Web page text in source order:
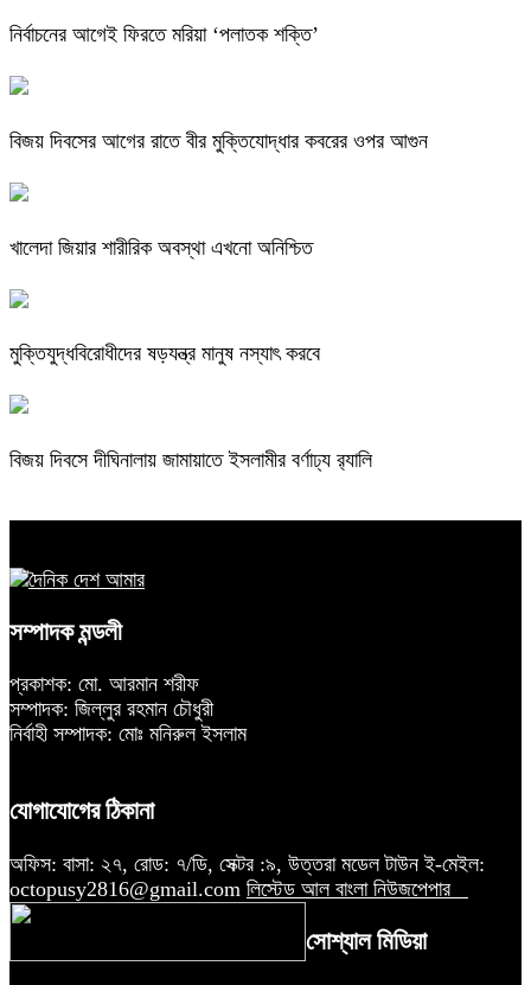
নির্বাচনের আগেই ফিরতে মরিয়া ‘পলাতক শক্তি’
বিজয় দিবসের আগের রাতে বীর মুক্তিযোদ্ধার কবরের ওপর আগুন
খালেদা জিয়ার শারীরিক অবস্থা এখনো অনিশ্চিত
মুক্তিযুদ্ধবিরোধীদের ষড়যন্ত্র মানুষ নস্যাৎ করবে
বিজয় দিবসে দীঘিনালায় জামায়াতে ইসলামীর বর্ণাঢ্য র‍্যালি
সম্পাদক মন্ডলী
প্রকাশক: মো. আরমান শরীফ
সম্পাদক: জিল্লুর রহমান চৌধুরী
নির্বাহী সম্পাদক: মোঃ মনিরুল ইসলাম
যোগাযোগের ঠিকানা
অফিস: বাসা: ২৭, রোড: ৭/ডি, সেক্টর :৯, উত্তরা মডেল টাউন ই-মেইল:
octopusy2816@gmail.com লিস্টেড আল বাংলা নিউজপেপার
সোশ্যাল মিডিয়া